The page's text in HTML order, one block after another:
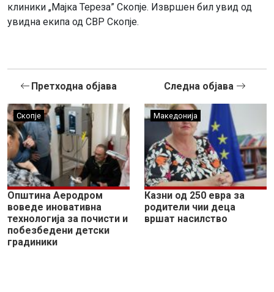
клиники „Мајка Тереза” Скопје. Извршен бил увид од
увидна екипа од СВР Скопје.
Претходна објава
Скопје
Општина Аеродром
воведе иновативна
технологија за почисти и
побезбедени детски
градиники
Следна објава
Македонија
Казни од 250 евра за
родители чии деца
вршат насилство